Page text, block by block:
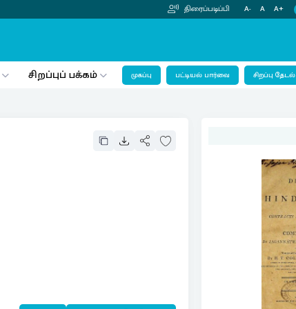
திரைப்படிப்பி A- A A+
சிறப்புப் பக்கம் முகப்பு பட்டியல் பார்வை சிறப்பு தேடல்